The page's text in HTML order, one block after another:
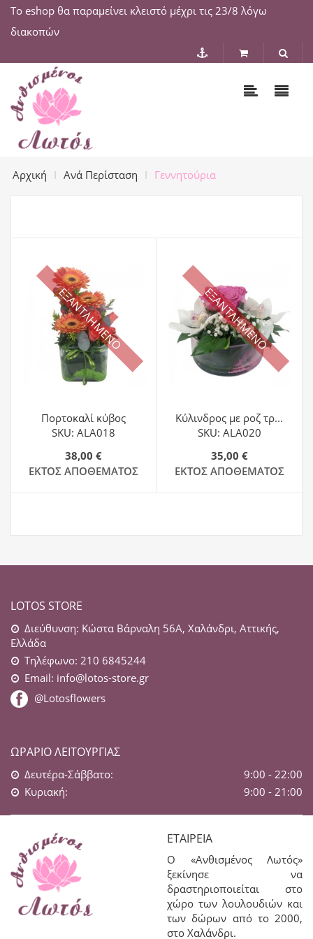
Το eshop θα παραμείνει κλειστό μέχρι τις 23/8 λόγω
διακοπών
Αρχική Ανά Περίσταση Γεννητούρια
ΕΞΑΝΤΛΗΜΕΝΟ
Πορτοκαλί κύβος
SKU: ALA018
38,00 €
ΕΚΤΌΣ ΑΠΟΘΈΜΑΤΟΣ
ΕΞΑΝΤΛΗΜΕΝΟ
Κύλινδρος με ροζ τρ...
SKU: ALA020
35,00 €
ΕΚΤΌΣ ΑΠΟΘΈΜΑΤΟΣ
LOTOS STORE
Διεύθυνση: Κώστα Βάρναλη 56Α, Χαλάνδρι, Αττικής,
Ελλάδα
Τηλέφωνο: 210 6845244
Email: info@lotos-store.gr
@Lotosflowers
ΩΡΆΡΙΟ ΛΕΙΤΟΥΡΓΊΑΣ
Δευτέρα-Σάββατο:
9:00 - 22:00
Κυριακή:
9:00 - 21:00
ΕΤΑΙΡΕΊΑ
Ο «Ανθισμένος Λωτός»
ξεκίνησε να
δραστηριοποιείται στο
χώρο των λουλουδιών και
των δώρων από το 2000,
στο Χαλάνδρι.